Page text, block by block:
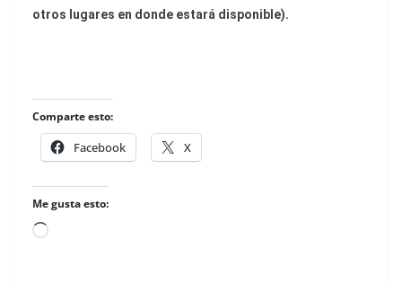
otros lugares en donde estará disponible).
Comparte esto:
Facebook X
Me gusta esto:
Loading…